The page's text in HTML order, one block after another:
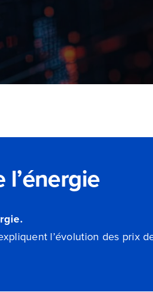
l’évolution des prix